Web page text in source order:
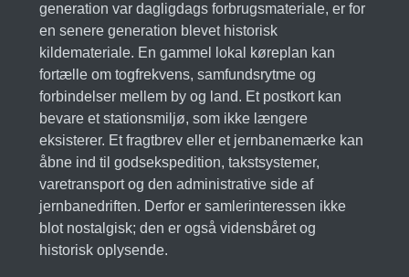
generation var dagligdags forbrugsmateriale, er for
en senere generation blevet historisk
kildemateriale. En gammel lokal køreplan kan
fortælle om togfrekvens, samfundsrytme og
forbindelser mellem by og land. Et postkort kan
bevare et stationsmiljø, som ikke længere
eksisterer. Et fragtbrev eller et jernbanemærke kan
åbne ind til godsekspedition, takstsystemer,
varetransport og den administrative side af
jernbanedriften. Derfor er samlerinteressen ikke
blot nostalgisk; den er også vidensbåret og
historisk oplysende.